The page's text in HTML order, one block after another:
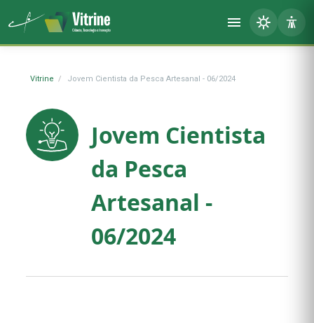
Vitrine Jovem Cientista da Pesca Artesanal - 06/2024
Jovem Cientista
da Pesca
Artesanal -
06/2024